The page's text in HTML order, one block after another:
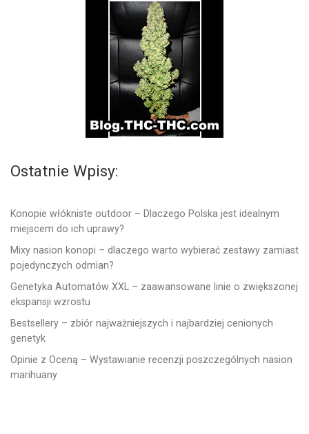
Ostatnie Wpisy:
Konopie włókniste outdoor – Dlaczego Polska jest idealnym
miejscem do ich uprawy?
Mixy nasion konopi – dlaczego warto wybierać zestawy zamiast
pojedynczych odmian?
Genetyka Automatów XXL – zaawansowane linie o zwiększonej
ekspansji wzrostu
Bestsellery – zbiór najważniejszych i najbardziej cenionych
genetyk
Opinie z Oceną – Wystawianie recenzji poszczególnych nasion
marihuany